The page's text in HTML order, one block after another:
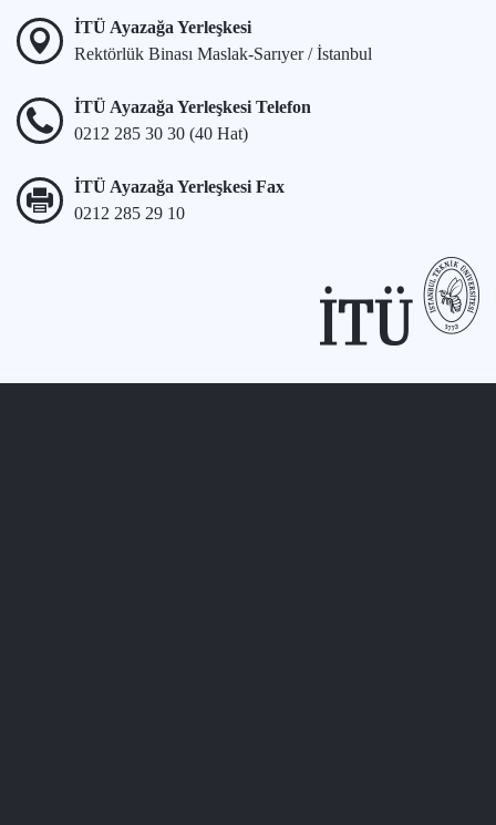
İTÜ Ayazağa Yerleşkesi
Rektörlük Binası Maslak-Sarıyer / İstanbul
İTÜ Ayazağa Yerleşkesi Telefon
0212 285 30 30 (40 Hat)
İTÜ Ayazağa Yerleşkesi Fax
0212 285 29 10